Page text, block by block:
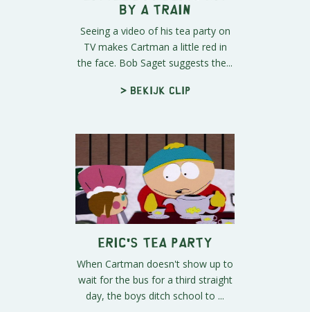
By A Train
Seeing a video of his tea party on
TV makes Cartman a little red in
the face. Bob Saget suggests the...
> Bekijk clip
Eric's Tea Party
When Cartman doesn't show up to
wait for the bus for a third straight
day, the boys ditch school to ...